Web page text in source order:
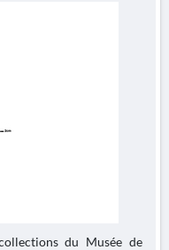
du Musée de